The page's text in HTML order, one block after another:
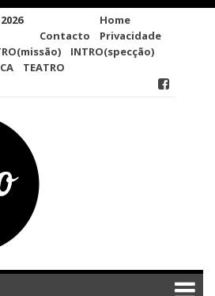
Contacto
Home
Privacidade
INTRO(specção)
TEATRO